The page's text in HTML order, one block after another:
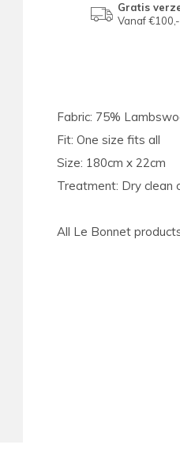
Gratis
Vanaf €100,-
Fabric: 75%
Fit: One size fits all
Size: 180cm x 22cm
Treatment: Dry clean
All Le Bonnet